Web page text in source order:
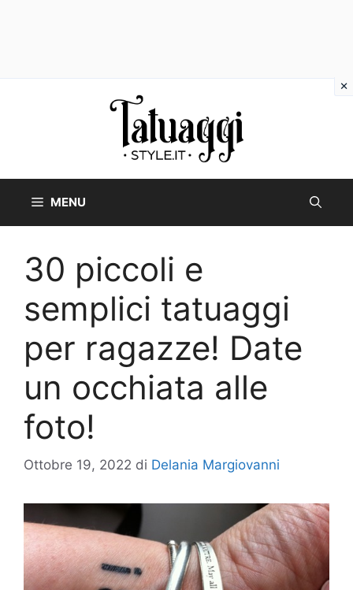
MENU
30 piccoli e
semplici tatuaggi
per ragazze! Date
un occhiata alle
foto!
Ottobre 19, 2022 di Delania Margiovanni